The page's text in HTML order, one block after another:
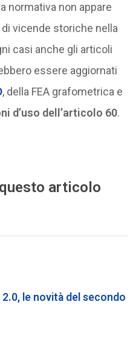
normativa non appare
vicende storiche nella
casi anche gli articoli
essere aggiornati
, della FEA grafometrica e
d’uso dell’articolo 60.
articolo
le novità del secondo